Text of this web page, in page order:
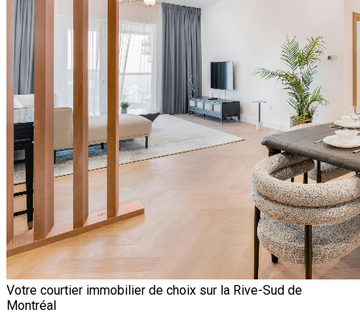
Votre courtier immobilier de choix sur la Rive-Sud de
Montréal